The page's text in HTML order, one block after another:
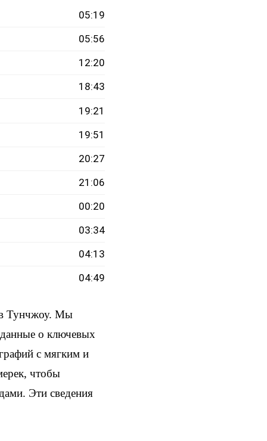
05:19
05:56
12:20
18:43
19:21
19:51
20:27
21:06
00:20
03:34
04:13
04:49
в Тунчжоу. Мы
данные о ключевых
с мягким и
чтобы
Эти сведения